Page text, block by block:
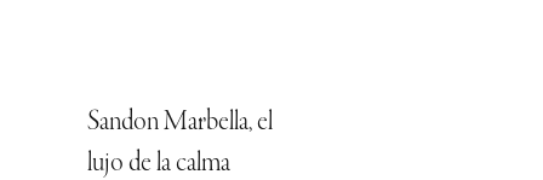
Sandon Marbella, el
lujo de la calma